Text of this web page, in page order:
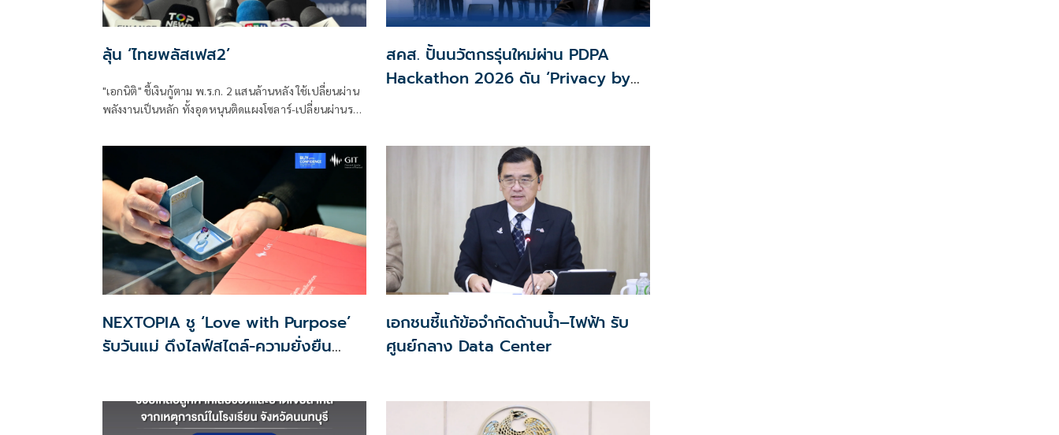
ลุ้น ‘ไทยพลัสเฟส2’
"เอกนิติ" ชี้เงินกู้ตาม พ.ร.ก. 2 แสนล้านหลัง ใช้เปลี่ยนผ่าน
พลังงานเป็นหลัก ทั้งอุดหนุนติดแผงโซลาร์-เปลี่ยนผ่านรถ
พร้อมให้ใช้กับไทยเที่ยวไทยพลัส ส่วนไทยช่วยไทยพลัส
เฟส 2 รอประเมินความเหมาะสม นายกฯ เผยจะพยายาม
สคส. ปั้นนวัตกรรุ่นใหม่ผ่าน PDPA
Hackathon 2026 ดัน ‘Privacy by
NEXTOPIA ชู ‘Love with Purpose’
รับวันแม่ ดึงไลฟ์สไตล์-ความยั่งยืน
เอกชนชี้แก้ข้อจำกัดด้านน้ำ–ไฟฟ้า รับ
ศูนย์กลาง Data Center